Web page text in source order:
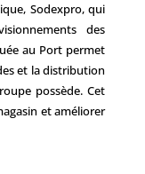
Sodexpro, qui
des
au Port permet
et la distribution
possède. Cet
et améliorer